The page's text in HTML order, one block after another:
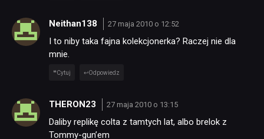
PUBLICYSTYKA
RETRO
Neithan138 27 maja 2010 o 12:52
I to niby taka fajna kolekcjonerka? Raczej nie dla
mnie.
Cytuj Odpowiedz
THERON23 27 maja 2010 o 13:15
Daliby replikę colta z tamtych lat, albo brelok z
Tommy-gun’em